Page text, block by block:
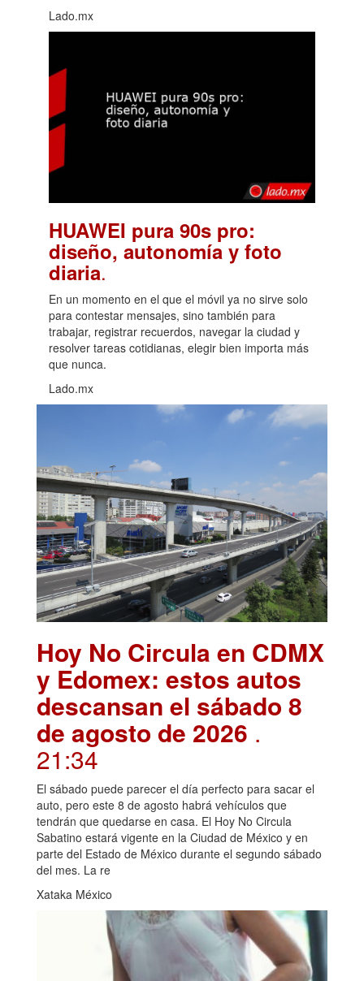
Lado.mx
HUAWEI pura 90s pro:
diseño, autonomía y foto
diaria.
En un momento en el que el móvil ya no sirve solo
para contestar mensajes, sino también para
trabajar, registrar recuerdos, navegar la ciudad y
resolver tareas cotidianas, elegir bien importa más
que nunca.
Lado.mx
Hoy No Circula en CDMX
y Edomex: estos autos
descansan el sábado 8
de agosto de 2026 .
21:34
El sábado puede parecer el día perfecto para sacar el
auto, pero este 8 de agosto habrá vehículos que
tendrán que quedarse en casa. El Hoy No Circula
Sabatino estará vigente en la Ciudad de México y en
parte del Estado de México durante el segundo sábado
del mes. La re
Xataka México